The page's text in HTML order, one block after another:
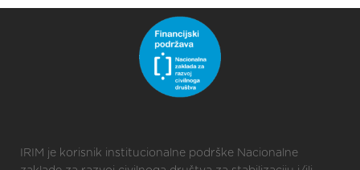
IRIM je korisnik institucionalne podrške Nacionalne